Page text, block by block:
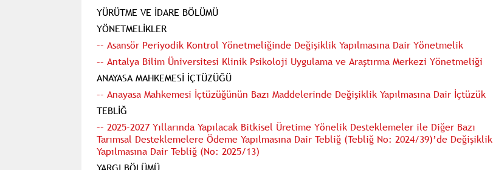
YÜRÜTME VE İDARE BÖLÜMÜ
YÖNETMELİKLER
–– Asansör Periyodik Kontrol Yönetmeliğinde Değişiklik Yapılmasına Dair Yönetmelik
–– Antalya Bilim Üniversitesi Klinik Psikoloji Uygulama ve Araştırma Merkezi Yönetmeliği
ANAYASA MAHKEMESİ İÇTÜZÜĞÜ
–– Anayasa Mahkemesi İçtüzüğünün Bazı Maddelerinde Değişiklik Yapılmasına Dair İçtüzük
TEBLİĞ
–– 2025-2027 Yıllarında Yapılacak Bitkisel Üretime Yönelik Desteklemeler ile Diğer Bazı
Tarımsal Desteklemelere Ödeme Yapılmasına Dair Tebliğ (Tebliğ No: 2024/39)’de Değişiklik
Yapılmasına Dair Tebliğ (No: 2025/13)